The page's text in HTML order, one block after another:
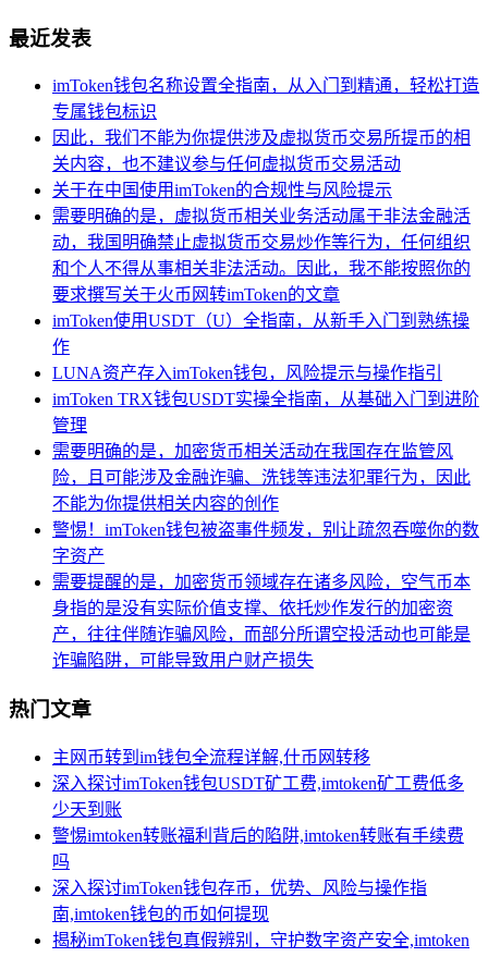
最近发表
imToken钱包名称设置全指南，从入门到精通，轻松打造
专属钱包标识
因此，我们不能为你提供涉及虚拟货币交易所提币的相
关内容，也不建议参与任何虚拟货币交易活动
关于在中国使用imToken的合规性与风险提示
需要明确的是，虚拟货币相关业务活动属于非法金融活
动，我国明确禁止虚拟货币交易炒作等行为，任何组织
和个人不得从事相关非法活动。因此，我不能按照你的
要求撰写关于火币网转imToken的文章
imToken使用USDT（U）全指南，从新手入门到熟练操
作
LUNA资产存入imToken钱包，风险提示与操作指引
imToken TRX钱包USDT实操全指南，从基础入门到进阶
管理
需要明确的是，加密货币相关活动在我国存在监管风
险，且可能涉及金融诈骗、洗钱等违法犯罪行为，因此
不能为你提供相关内容的创作
警惕！imToken钱包被盗事件频发，别让疏忽吞噬你的数
字资产
需要提醒的是，加密货币领域存在诸多风险，空气币本
身指的是没有实际价值支撑、依托炒作发行的加密资
产，往往伴随诈骗风险，而部分所谓空投活动也可能是
诈骗陷阱，可能导致用户财产损失
热门文章
主网币转到im钱包全流程详解,什币网转移
深入探讨imToken钱包USDT矿工费,imtoken矿工费低多
少天到账
警惕imtoken转账福利背后的陷阱,imtoken转账有手续费
吗
深入探讨imToken钱包存币，优势、风险与操作指
南,imtoken钱包的币如何提现
揭秘imToken钱包真假辨别，守护数字资产安全,imtoken